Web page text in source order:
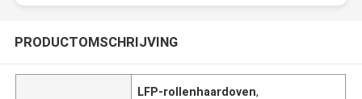
PRODUCTOMSCHRIJVING
LFP-rollenhaardoven,